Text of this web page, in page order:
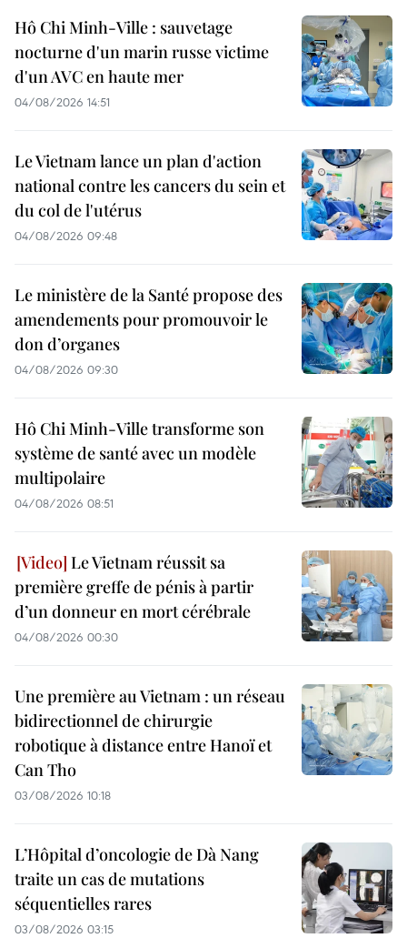
Hô Chi Minh-Ville : sauvetage
nocturne d'un marin russe victime
d'un AVC en haute mer
04/08/2026 14:51
Le Vietnam lance un plan d'action
national contre les cancers du sein et
du col de l'utérus
04/08/2026 09:48
Le ministère de la Santé propose des
amendements pour promouvoir le
don d’organes
04/08/2026 09:30
Hô Chi Minh-Ville transforme son
système de santé avec un modèle
multipolaire
04/08/2026 08:51
Le Vietnam réussit sa
première greffe de pénis à partir
d’un donneur en mort cérébrale
04/08/2026 00:30
Une première au Vietnam : un réseau
bidirectionnel de chirurgie
robotique à distance entre Hanoï et
Can Tho
03/08/2026 10:18
L’Hôpital d’oncologie de Dà Nang
traite un cas de mutations
séquentielles rares
03/08/2026 03:15